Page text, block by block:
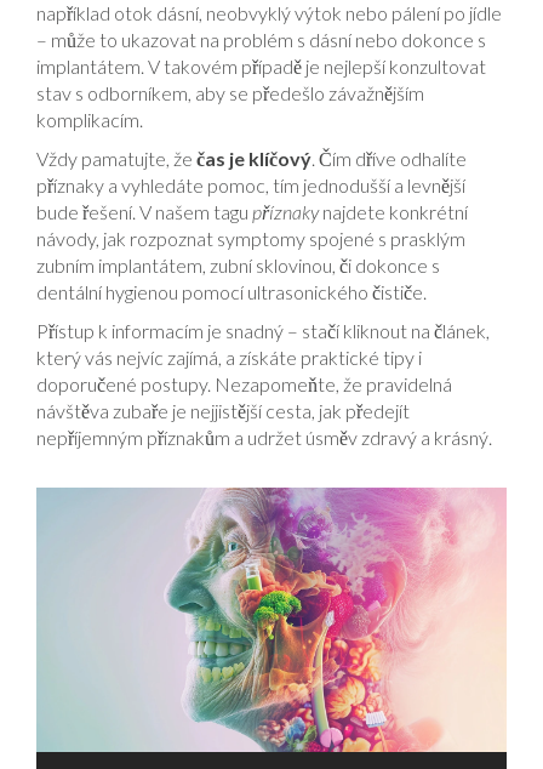
například otok dásní, neobvyklý výtok nebo pálení po jídle
– může to ukazovat na problém s dásní nebo dokonce s
implantátem. V takovém případě je nejlepší konzultovat
stav s odborníkem, aby se předešlo závažnějším
komplikacím.
Vždy pamatujte, že čas je klíčový. Čím dříve odhalíte
příznaky a vyhledáte pomoc, tím jednodušší a levnější
bude řešení. V našem tagu příznakynajdete konkrétní
návody, jak rozpoznat symptomy spojené s prasklým
zubním implantátem, zubní sklovinou, či dokonce s
dentální hygienou pomocí ultrasonického čističe.
Přístup k informacím je snadný – stačí kliknout na článek,
který vás nejvíc zajímá, a získáte praktické tipy i
doporučené postupy. Nezapomeňte, že pravidelná
návštěva zubaře je nejjistější cesta, jak předejít
nepříjemným příznakům a udržet úsměv zdravý a krásný.